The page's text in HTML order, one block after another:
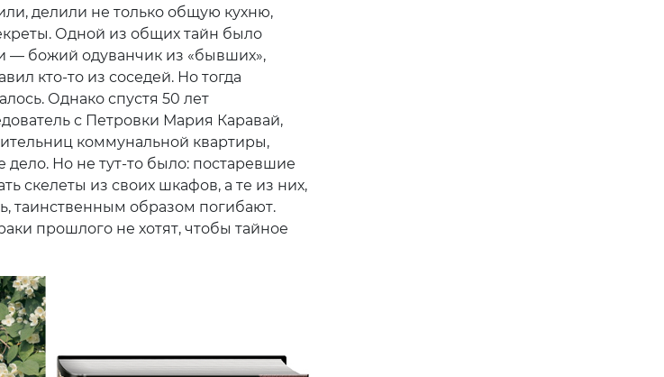
делили не только общую кухню,
Одной из общих тайн было
— божий одуванчик из «бывших»,
кто-то из соседей. Но тогда
Однако спустя 50 лет
с Петровки Мария Каравай,
коммунальной квартиры,
дело. Но не тут-то было: постаревшие
скелеты из своих шкафов, а те из них,
таинственным образом погибают.
прошлого не хотят, чтобы тайное